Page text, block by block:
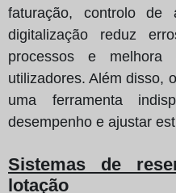
faturação, controlo de
digitalização reduz
processos e
utilizadores. Além disso,
uma ferramenta
desempenho e ajustar
Sistemas de
lotação